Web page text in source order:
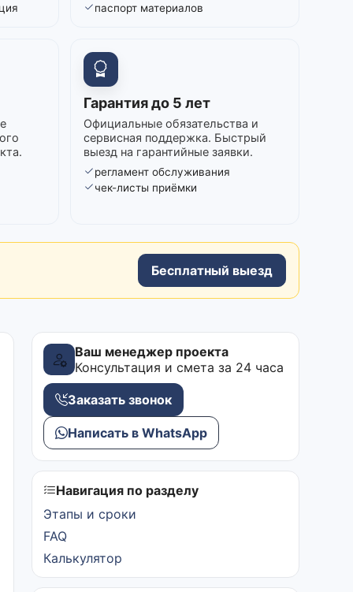
паспорт материалов
Гарантия до 5 лет
Официальные обязательства и
сервисная поддержка. Быстрый
выезд на гарантийные заявки.
регламент обслуживания
чек-листы приёмки
Бесплатный выезд
Ваш менеджер проекта
Консультация и смета за 24 часа
Заказать звонок
Написать в WhatsApp
Навигация по разделу
Этапы и сроки
FAQ
Калькулятор